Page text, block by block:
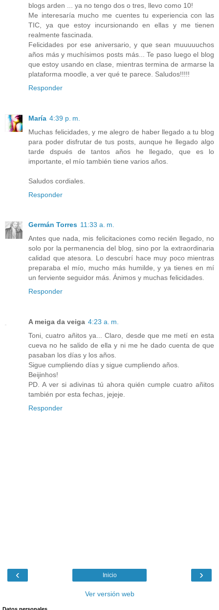
blogs arden ... ya no tengo dos o tres, llevo como 10!
Me interesaría mucho me cuentes tu experiencia con las
TIC, ya que estoy incursionando en ellas y me tienen
realmente fascinada.
Felicidades por ese aniversario, y que sean muuuuuchos
años más y muchísimos posts más... Te paso luego el blog
que estoy usando en clase, mientras termina de armarse la
plataforma moodle, a ver qué te parece. Saludos!!!!!
Responder
María 4:39 p. m.
Muchas felicidades, y me alegro de haber llegado a tu blog
para poder disfrutar de tus posts, aunque he llegado algo
tarde dspués de tantos años he llegado, que es lo
importante, el mío también tiene varios años.
Saludos cordiales.
Responder
Germán Torres 11:33 a. m.
Antes que nada, mis felicitaciones como recién llegado, no
solo por la permanencia del blog, sino por la extraordinaria
calidad que atesora. Lo descubrí hace muy poco mientras
preparaba el mío, mucho más humilde, y ya tienes en mí
un ferviente seguidor más. Ánimos y muchas felicidades.
Responder
A meiga da veiga 4:23 a. m.
Toni, cuatro añitos ya... Claro, desde que me metí en esta
cueva no he salido de ella y ni me he dado cuenta de que
pasaban los días y los años.
Sigue cumpliendo días y sigue cumpliendo años.
Beijinhos!
PD. A ver si adivinas tú ahora quién cumple cuatro añitos
también por esta fechas, jejeje.
Responder
‹ ›
Inicio
Ver versión web